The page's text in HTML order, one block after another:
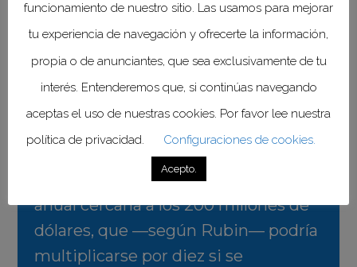
duplicidades regulatorias y
garantizar certidumbre jurídica para
impulsar la inversión.
más del 90% de la investigación
clínica en el país, con una inversión
anual cercana a los 200 millones de
dólares, que —según Rubin— podría
multiplicarse por diez si se
funcionamiento de nuestro sitio. Las usamos para mejorar
tu experiencia de navegación y ofrecerte la información,
propia o de anunciantes, que sea exclusivamente de tu
interés. Entenderemos que, si continúas navegando
aceptas el uso de nuestras cookies. Por favor lee nuestra
política de privacidad.
Configuraciones de cookies.
Acepto.